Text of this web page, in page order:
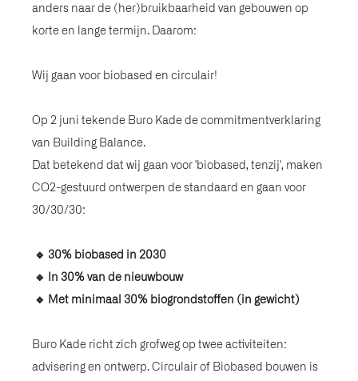
anders naar de (her)bruikbaarheid van gebouwen op
korte en lange termijn. Daarom:
Wij gaan voor biobased en circulair!
Op 2 juni tekende Buro Kade de commitmentverklaring
van Building Balance.
Dat betekend dat wij gaan voor 'biobased, tenzij', maken
CO2-gestuurd ontwerpen de standaard en gaan voor
30/30/30:
🔹 30% biobased in 2030
🔹 In 30% van de nieuwbouw
🔹 Met minimaal 30% biogrondstoffen (in gewicht)
Buro Kade richt zich grofweg op twee activiteiten:
advisering en ontwerp. Circulair of Biobased bouwen is